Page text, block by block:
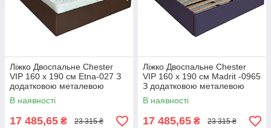
Ліжко Двоспальне Chester
VIP 160 х 190 см Etna-027 З
додатковою металевою
цільнозварною рамою
Коричневий
В наявності
17 485,65 ₴ 23 315 ₴
Ліжко Двоспальне Chester
VIP 160 х 190 см Madrit -0965
З додатковою металевою
цільнозварною рамою
Фіолетовий
В наявності
17 485,65 ₴ 23 315 ₴